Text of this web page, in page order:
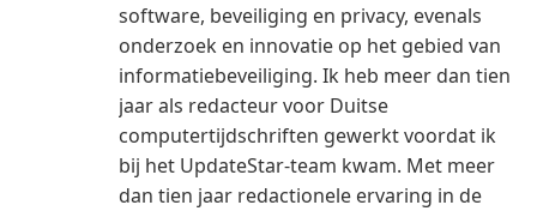
software, beveiliging en privacy, evenals
onderzoek en innovatie op het gebied van
informatiebeveiliging. Ik heb meer dan tien
jaar als redacteur voor Duitse
computertijdschriften gewerkt voordat ik
bij het UpdateStar-team kwam. Met meer
dan tien jaar redactionele ervaring in de